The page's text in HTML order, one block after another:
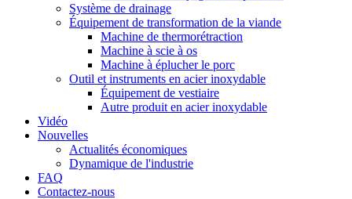
Système de drainage
Équipement de transformation de la viande
Machine de thermorétraction
Machine à scie à os
Machine à éplucher le porc
Outil et instruments en acier inoxydable
Équipement de vestiaire
Autre produit en acier inoxydable
Vidéo
Nouvelles
Actualités économiques
Dynamique de l'industrie
FAQ
Contactez-nous